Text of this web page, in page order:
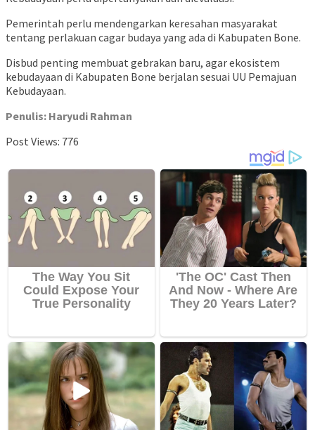
Pemerintah perlu mendengarkan keresahan masyarakat
tentang perlakuan cagar budaya yang ada di Kabupaten Bone.
Disbud penting membuat gebrakan baru, agar ekosistem
kebudayaan di Kabupaten Bone berjalan sesuai UU Pemajuan
Kebudayaan.
Penulis: Haryudi Rahman
Post Views: 776